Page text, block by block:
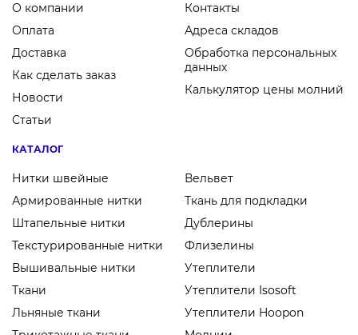
О компании
Оплата
Доставка
Как сделать заказ
Новости
Статьи
Контакты
Адреса складов
Обработка персональных
данных
Калькулятор цены молний
КАТАЛОГ
Нитки швейные
Армированные нитки
Штапельные нитки
Текстурированные нитки
Вышивальные нитки
Ткани
Льняные ткани
Вельвет
Ткань для подкладки
Дублерины
Флизелины
Утеплители
Утеплители Isosoft
Утеплители Hoopon